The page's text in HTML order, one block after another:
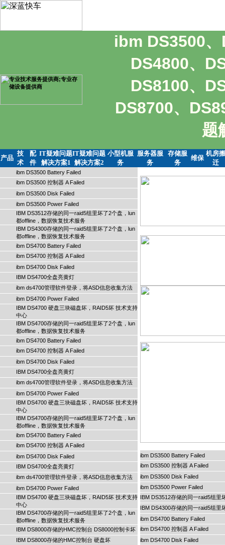
ibm DS3500
DS4800、
DS8100、
DS8700、
题
产品
技
术
配
件
IT疑难问题
解决方案1
IT疑难问题
解决方案2
小型机服
务
服务器服
务
存储服
务
维保
机房搬
迁
ibm DS3500 Battery Failed
ibm DS3500 控制器 A Failed
ibm DS3500 Disk Failed
ibm DS3500 Power Failed
IBM DS3512存储的同一raid5组里坏了2个盘，lun
都offline，数据恢复技术服务
IBM DS4300存储的同一raid5组里坏了2个盘，lun
都offline，数据恢复技术服务
ibm DS4700 Battery Failed
ibm DS4700 控制器 A Failed
ibm DS4700 Disk Failed
IBM DS4700全盘亮黄灯
ibm ds4700管理软件登录，将ASD信息收集方法
ibm DS4700 Power Failed
IBM DS4700 硬盘三块磁盘坏，RAID5坏 技术支持
中心
IBM DS4700存储的同一raid5组里坏了2个盘，lun
都offline，数据恢复技术服务
ibm DS4700 Battery Failed
ibm DS4700 控制器 A Failed
ibm DS4700 Disk Failed
IBM DS4700全盘亮黄灯
ibm ds4700管理软件登录，将ASD信息收集方法
ibm DS4700 Power Failed
IBM DS4700 硬盘三块磁盘坏，RAID5坏 技术支持
中心
IBM DS4700存储的同一raid5组里坏了2个盘，lun
都offline，数据恢复技术服务
ibm DS4700 Battery Failed
ibm DS4700 控制器 A Failed
ibm DS4700 Disk Failed
IBM DS4700全盘亮黄灯
ibm ds4700管理软件登录，将ASD信息收集方法
ibm DS4700 Power Failed
IBM DS4700 硬盘三块磁盘坏，RAID5坏 技术支持
中心
IBM DS4700存储的同一raid5组里坏了2个盘，lun
都offline，数据恢复技术服务
IBM DS8000存储的HMC控制台 DS8000控制卡坏
IBM DS8000存储的HMC控制台 硬盘坏
ibm DS3500 Battery Failed
ibm DS3500 控制器 A Failed
ibm DS3500 Disk Failed
ibm DS3500 Power Failed
IBM DS3512存储的同一raid5组里
IBM DS4300存储的同一raid5组里
ibm DS4700 Battery Failed
ibm DS4700 控制器 A Failed
ibm DS4700 Disk Failed